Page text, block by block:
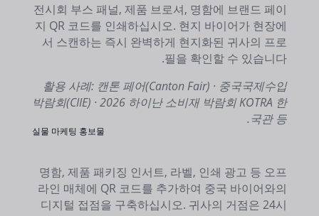
전시회 부스 패널, 제품 브로셔, 명함에 브랜드 페이
지 QR 코드를 인쇄하십시오. 현지 바이어가 현장에
서 스캔하는 즉시 완벽하게 현지화된 귀사의 프로
필을 확인할 수 있습니다.
활용 사례: 캔톤 페어(Canton Fair) · 중국국제수입
박람회(CIIE) · 2026 하이난 소비재 박람회 KOTRA 한
국관 등.
실물 마케팅 홍보물
명함, 제품 패키징 인서트, 라벨, 인쇄 광고 등 오프
라인 매체에 QR 코드를 추가하여 중국 바이어와의
디지털 접점을 구축하십시오. 귀사의 거점은 24시